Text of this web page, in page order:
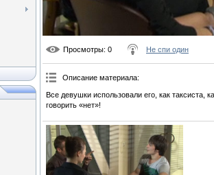
Просмотры: 0 Не спи один
Описание материала:
Все девушки использовали его, как таксиста,
говорить «нет»!